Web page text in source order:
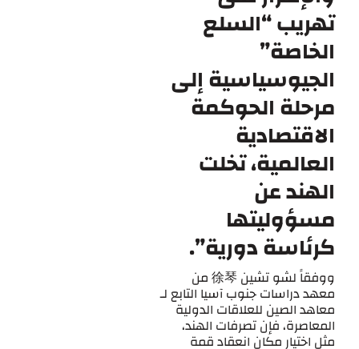
تهريب “السلع
الخاصة”
الجيوسياسية إلى
مرحلة الحوكمة
الاقتصادية
العالمية، تخلت
الهند عن
مسؤوليتها
كرئاسة دورية”.
ووفقاً لشو تشين 徐琴 من
معهد دراسات جنوب آسيا التابع لـ
معاهد الصين للعلاقات الدولية
المعاصرة، فإن تصرفات الهند،
مثل اختيار مكان انعقاد قمة